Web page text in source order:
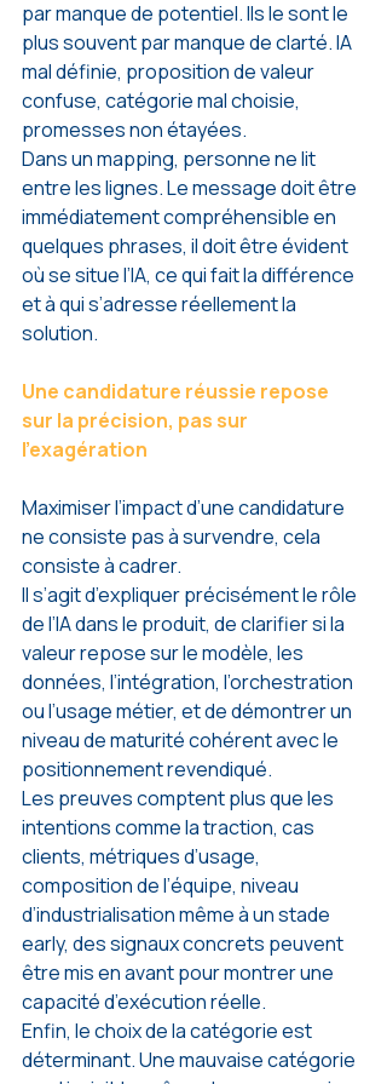
par manque de potentiel. Ils le sont le
plus souvent par manque de clarté. IA
mal définie, proposition de valeur
confuse, catégorie mal choisie,
promesses non étayées.
Dans un mapping, personne ne lit
entre les lignes. Le message doit être
immédiatement compréhensible en
quelques phrases, il doit être évident
où se situe l’IA, ce qui fait la différence
et à qui s’adresse réellement la
solution.
Une candidature réussie repose
sur la précision, pas sur
l’exagération
Maximiser l’impact d’une candidature
ne consiste pas à survendre, cela
consiste à cadrer.
Il s’agit d’expliquer précisément le rôle
de l’IA dans le produit, de clarifier si la
valeur repose sur le modèle, les
données, l’intégration, l’orchestration
ou l’usage métier, et de démontrer un
niveau de maturité cohérent avec le
positionnement revendiqué.
Les preuves comptent plus que les
intentions comme la traction, cas
clients, métriques d’usage,
composition de l’équipe, niveau
d’industrialisation même à un stade
early, des signaux concrets peuvent
être mis en avant pour montrer une
capacité d’exécution réelle.
Enfin, le choix de la catégorie est
déterminant. Une mauvaise catégorie